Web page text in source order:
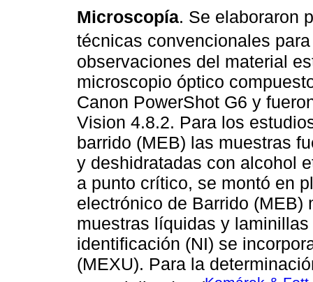
Microscopía. Se elaboraron
técnicas convencionales
observaciones del material
microscopio óptico
Canon PowerShot G6 y
Vision 4.8.2. Para los
barrido (MEB) las muestras
y deshidratadas con alcohol
a punto crítico, se montó en
electrónico de Barrido (MEB)
muestras líquidas y
identificación (NI) se
(MEXU). Para la